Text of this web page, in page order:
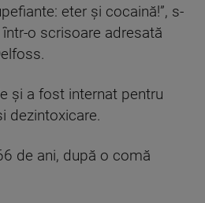
eter şi cocaină!”, s-
o scrisoare adresată
și a fost internat pentru
dezintoxicare.
de ani, după o comă